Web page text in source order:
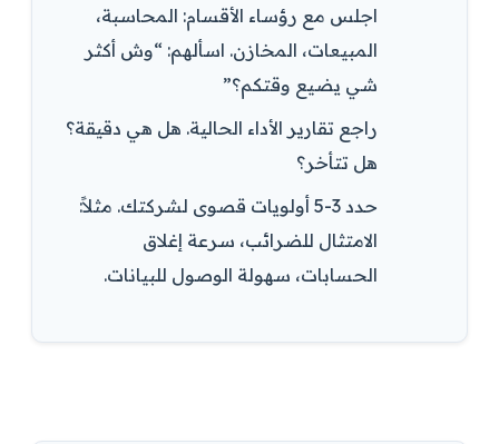
اجلس مع رؤساء الأقسام: المحاسبة،
المبيعات، المخازن. اسألهم: “وش أكثر
شي يضيع وقتكم؟”
راجع تقارير الأداء الحالية. هل هي دقيقة؟
هل تتأخر؟
حدد 3-5 أولويات قصوى لشركتك. مثلاً:
الامتثال للضرائب، سرعة إغلاق
الحسابات، سهولة الوصول للبيانات.